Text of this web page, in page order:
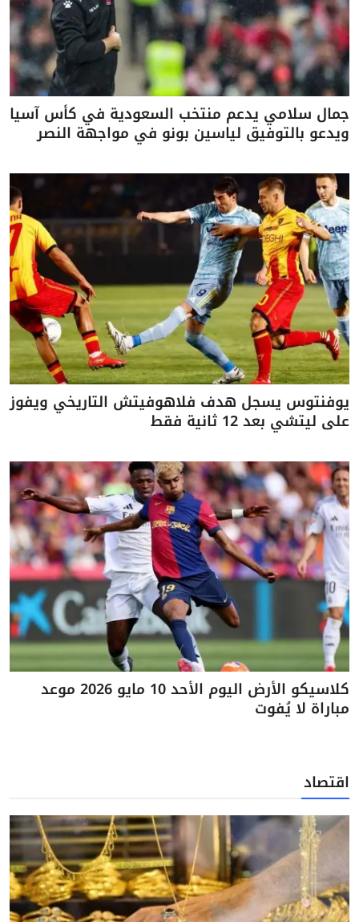
جمال سلامي يدعم منتخب السعودية في كأس آسيا
ويدعو بالتوفيق لياسين بونو في مواجهة النصر
يوفنتوس يسجل هدف فلاهوفيتش التاريخي ويفوز
على ليتشي بعد 12 ثانية فقط
كلاسيكو الأرض اليوم الأحد 10 مايو 2026 موعد
مباراة لا يُفوت
اقتصاد